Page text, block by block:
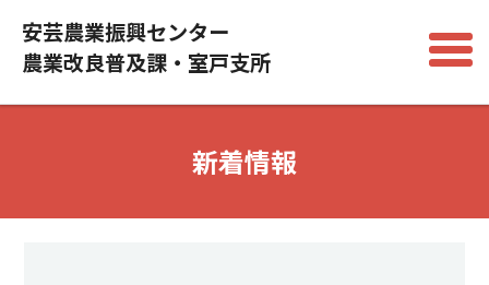
安芸農業振興センター
農業改良普及課・室戸支所
新着情報